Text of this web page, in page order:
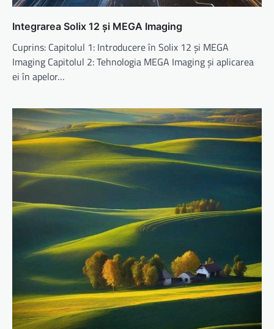
Integrarea Solix 12 și MEGA Imaging
Cuprins: Capitolul 1: Introducere în Solix 12 și MEGA
Imaging Capitolul 2: Tehnologia MEGA Imaging și aplicarea
ei în apelor…